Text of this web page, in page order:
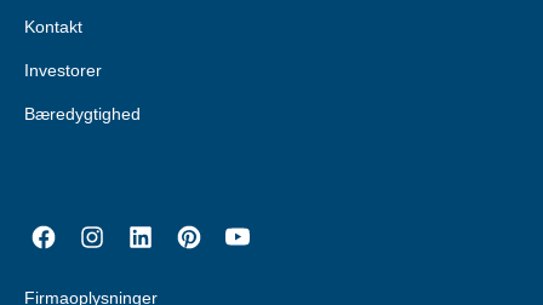
Kontakt
Investorer
Bæredygtighed
Firmaoplysninger